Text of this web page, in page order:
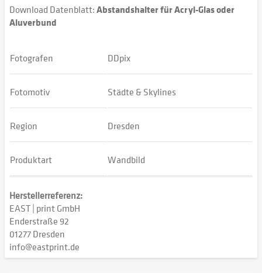
Download Datenblatt:Abstandshalter für Acryl-Glas oder
Aluverbund
Fotografen DDpix
Fotomotiv Städte & Skylines
Region Dresden
Produktart Wandbild
Herstellerreferenz:
EAST | print GmbH
Enderstraße 92
01277 Dresden
info@eastprint.de